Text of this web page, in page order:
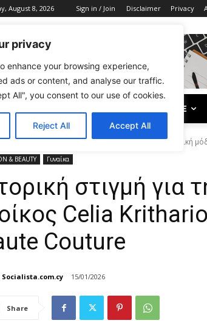
privacy
enhance your browsing experience,
ads or content, and analyse our traffic.
All", you consent to our use of cookies.
Reject All Accept All
August 8, 2026 Sign in / Join Disclaimer Privacy
LIFE
FASHION & BEAUTY Ιστορική στιγμή για την ελληνική
& BEAUTY Γυναίκα
στιγμή για
Celia
Couture
Socialista.com.cy 15/01/2026
Share